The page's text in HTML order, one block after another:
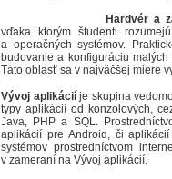
Hardvér a
vďaka ktorým študenti
a operačných systémov.
budovanie a konfiguráciu
Táto oblasť sa v najväčšej miere
Vývoj aplikáciíje skupina
typy aplikácií od konzolových,
Java, PHP a SQL.
aplikácií pre Android, či
systémov prostredníctvom
v zameraní na Vývoj aplikácií.